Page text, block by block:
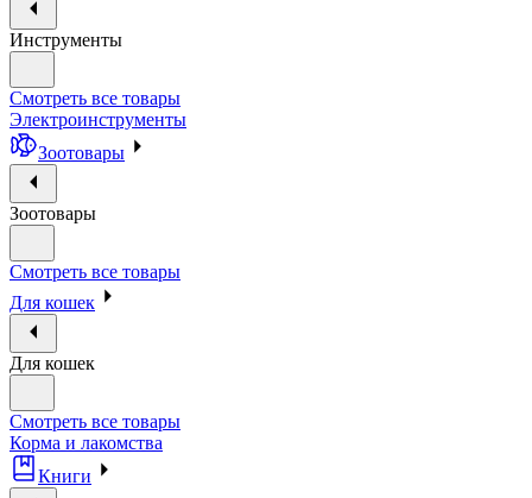
Инструменты
Смотреть все товары
Электроинструменты
Зоотовары
Зоотовары
Смотреть все товары
Для кошек
Для кошек
Смотреть все товары
Корма и лакомства
Книги